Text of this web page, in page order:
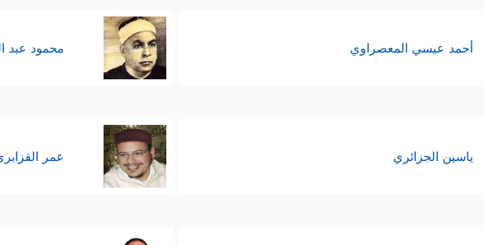
أحمد عيسي المعصراوي محمود عبد
ياسين الجزائري عمر